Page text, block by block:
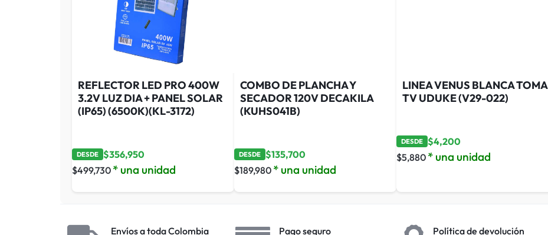
REFLECTOR LED PRO 400W
3.2V LUZ DIA + PANEL SOLAR
(IP65) (6500K)(KL-3172)
DESDE $356,950
$499,730 * una unidad
COMBO DE PLANCHA Y
SECADOR 120V DECAKILA
(KUHS041B)
DESDE $135,700
$189,980 * una unidad
LINEA VENUS BLANCA TOMA
TV UDUKE (V29-022)
DESDE $4,200
$5,880 * una unidad
Envíos a toda Colombia Pago seguro Política de devolución